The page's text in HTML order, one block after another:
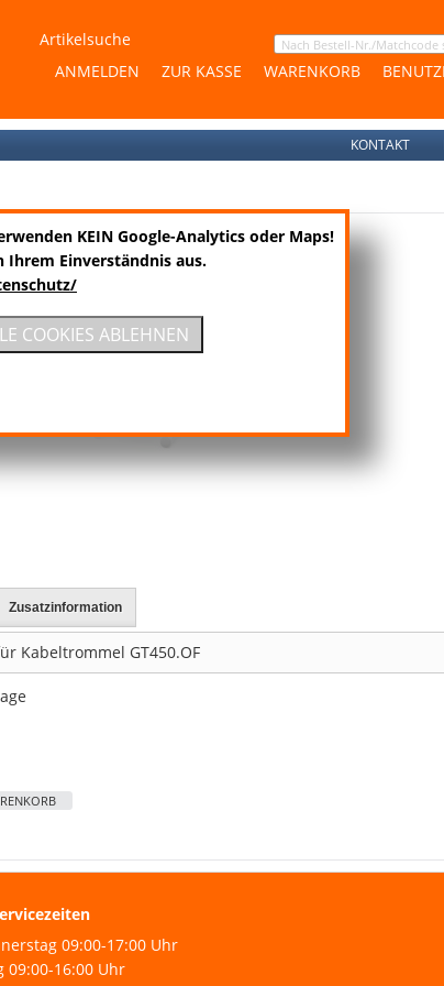
Artikelsuche
WARENKORB
ZUR KASSE
ANMELDEN
KONTAKT
Zusatzinformation
Kabeltrommel GT450.OF
09:00-17:00 Uhr
09:00-16:00 Uhr
KEIN Google-Analytics oder Maps!
Ihrem Einverständnis aus.
COOKIES ABLEHNEN